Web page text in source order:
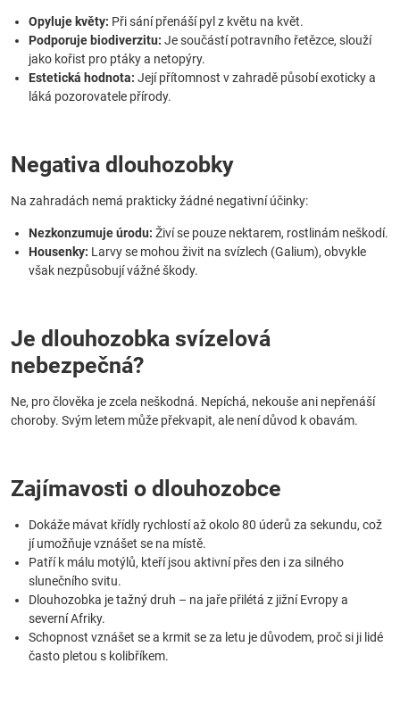
Opyluje květy: Při sání přenáší pyl z květu na květ.
Podporuje biodiverzitu: Je součástí potravního řetězce, slouží
jako kořist pro ptáky a netopýry.
Estetická hodnota: Její přítomnost v zahradě působí exoticky a
láká pozorovatele přírody.
Negativa dlouhozobky
Na zahradách nemá prakticky žádné negativní účinky:
Nezkonzumuje úrodu: Živí se pouze nektarem, rostlinám neškodí.
Housenky: Larvy se mohou živit na svízlech (Galium), obvykle
však nezpůsobují vážné škody.
Je dlouhozobka svízelová
nebezpečná?
Ne, pro člověka je zcela neškodná. Nepíchá, nekouše ani nepřenáší
choroby. Svým letem může překvapit, ale není důvod k obavám.
Zajímavosti o dlouhozobce
Dokáže mávat křídly rychlostí až okolo 80 úderů za sekundu, což
jí umožňuje vznášet se na místě.
Patří k málu motýlů, kteří jsou aktivní přes den i za silného
slunečního svitu.
Dlouhozobka je tažný druh – na jaře přilétá z jižní Evropy a
severní Afriky.
Schopnost vznášet se a krmit se za letu je důvodem, proč si ji lidé
často pletou s kolibříkem.